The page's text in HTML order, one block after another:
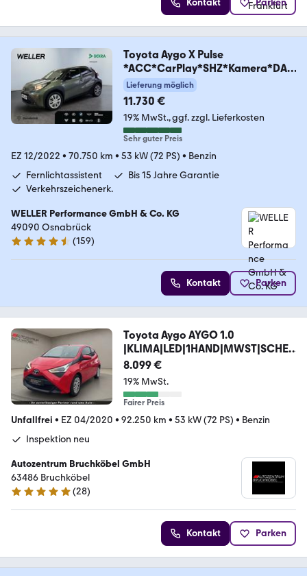
Toyota Aygo X Pulse
*ACC*CarPlay*SHZ*Kamera*DAB
*Bi-Tone
Lieferung möglich
11.730 €
19% MwSt. ggf. zzgl. Lieferkosten
Sehr guter Preis
EZ 12/2022 • 70.750 km • 53 kW (72 PS) • Benzin
Fernlichtassistent
Bis 15 Jahre Garantie
Verkehrszeichenerk.
WELLER Performance GmbH & Co. KG
49090 Osnabrück
4.5 Sterne
(159)
Kontakt Parken
Toyota Aygo AYGO 1.0
|KLIMA|LED|1HAND|MWST|SCHE
CKHEFT|
8.099 €
19% MwSt.
Fairer Preis
Unfallfrei • EZ 04/2020 • 92.250 km • 53 kW (72 PS) • Benzin
Inspektion neu
Autozentrum Bruchköbel GmbH
63486 Bruchköbel
5 Sterne
(28)
Kontakt Parken